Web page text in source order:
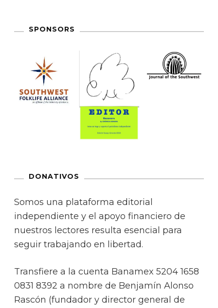
SPONSORS
DONATIVOS
Somos una plataforma editorial
independiente y el apoyo financiero de
nuestros lectores resulta esencial para
seguir trabajando en libertad.
Transfiere a la cuenta Banamex 5204 1658
0831 8392 a nombre de Benjamín Alonso
Rascón (fundador y director general de